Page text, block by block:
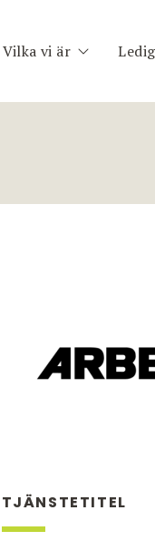
Vilka vi är
TJÄNSTETITEL